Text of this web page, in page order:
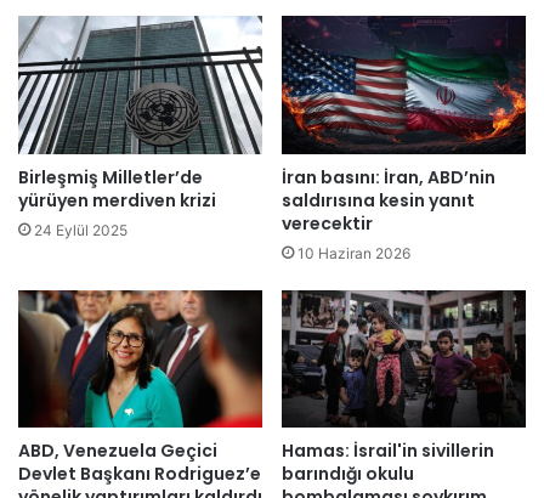
.e
s
t
e
ğ
i
,
C
T
d
e
z
l
a
Birleşmiş Milletler’de
yürüyen merdiven krizi
24 Eylül 2025
İran basını: İran, ABD’nin
saldırısına kesin yanıt
verecektir
10 Haziran 2026
ABD, Venezuela Geçici
Devlet Başkanı Rodriguez’e
Hamas: İsrail'in sivillerin
barındığı okulu